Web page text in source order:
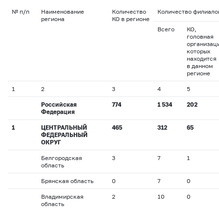
№ п/п
Наименование
региона
Количество
КО в регионе
Количество
Всего
КО,
головная
которых
находится
в данном
регионе
1 2 3 4 5
Российская
Федерация
774 1 534 202
1
ЦЕНТРАЛЬНЫЙ
ФЕДЕРАЛЬНЫЙ
ОКРУГ
465 312 65
Белгородская
область
3 7 1
Брянская область 0 7 0
Владимирская
область
2 10 0